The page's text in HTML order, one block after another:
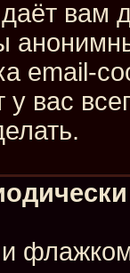
вам
email-
у вас